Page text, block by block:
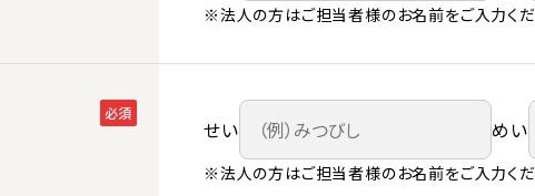
※法人の方はご担当者様のお名前をご入力くだ
必須
せい めい
※法人の方はご担当者様のお名前をご入力くだ